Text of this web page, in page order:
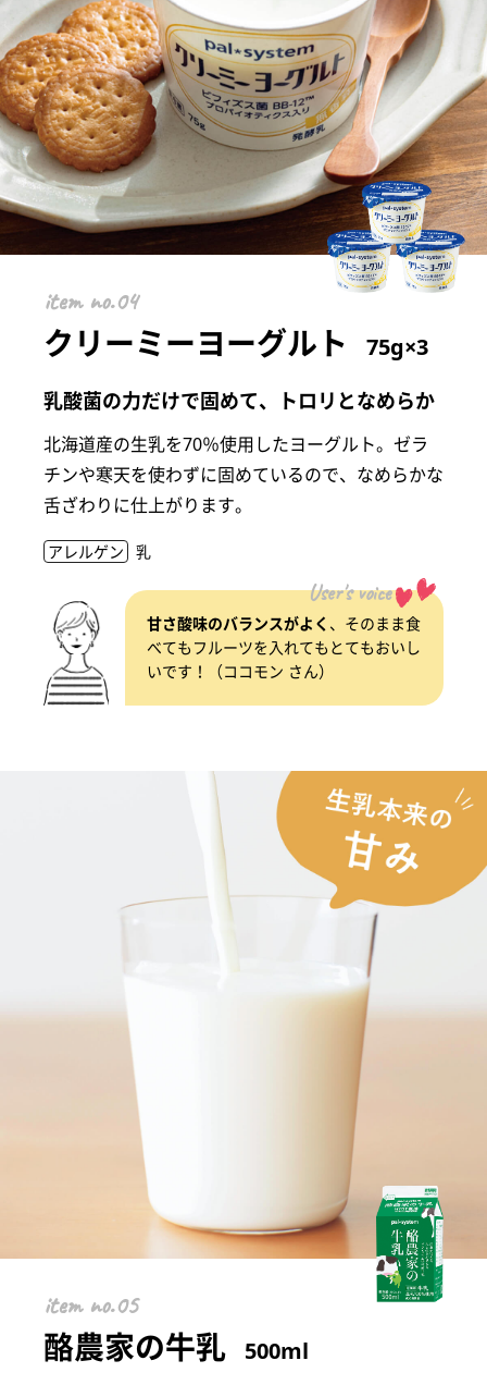
item
クリーミーヨーグルト 75g×3
乳酸菌の力だけで固めて、トロリとなめらか
北海道産の生乳を70％使用したヨーグルト。ゼラ
チンや寒天を使わずに固めているので、なめらかな
舌ざわりに仕上がります。
アレルゲン 乳
User's voice
甘さ酸味のバランスがよく 、そのまま食
べてもフルーツを入れてもとてもおいし
いです！（ココモン さん）
item
酪農家の牛乳 500ml